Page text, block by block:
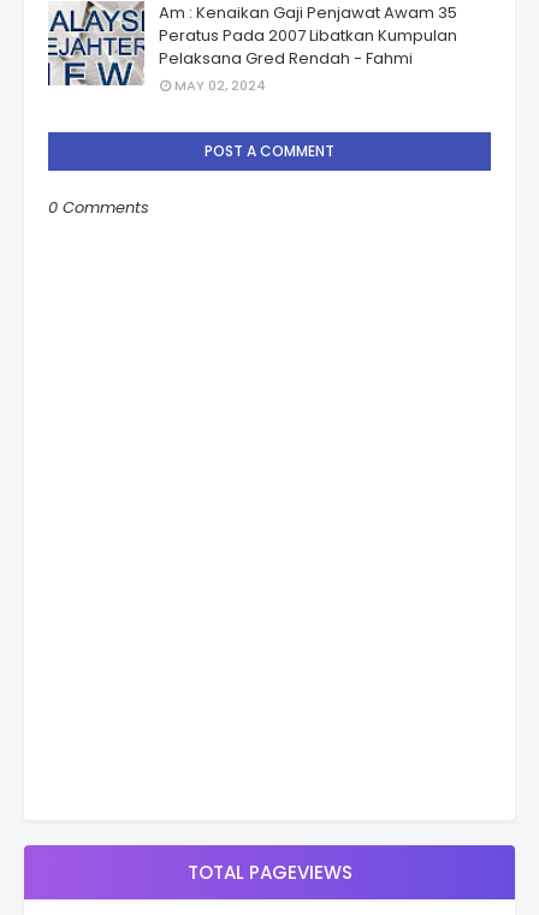
Am : Kenaikan Gaji Penjawat Awam 35
Peratus Pada 2007 Libatkan Kumpulan
Pelaksana Gred Rendah - Fahmi
MAY 02, 2024
POST A COMMENT
0 Comments
TOTAL PAGEVIEWS